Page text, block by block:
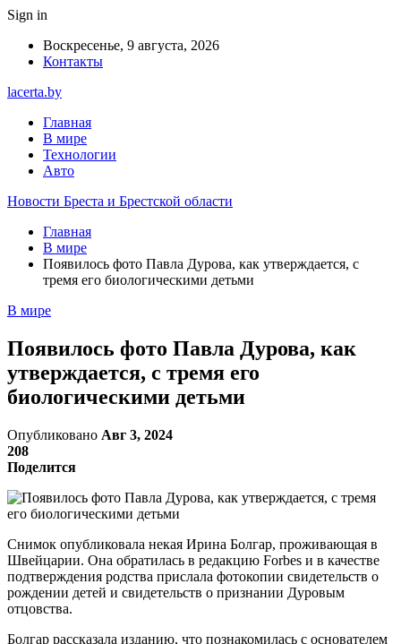
Sign in
Воскресенье, 9 августа, 2026
Контакты
lacerta.by
Главная
В мире
Технологии
Авто
Новости Бреста и Брестской области
Главная
В мире
Появилось фото Павла Дурова, как утверждается, с
тремя его биологическими детьми
В мире
Появилось фото Павла Дурова, как
утверждается, с тремя его
биологическими детьми
Опубликовано Авг 3, 2024
208
Поделится
Снимок опубликовала некая Ирина Болгар, проживающая в
Швейцарии. Она обратилась в редакцию Forbes и в качестве
подтверждения родства прислала фотокопии свидетельств о
рождении детей и свидетельств о признании Дуровым
отцовства.
Болгар рассказала изданию, что познакомилась с основателем